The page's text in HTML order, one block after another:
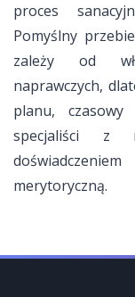
proces
Pomyślny
zależy od
naprawczych,
planu,
specjaliści z
merytoryczną.